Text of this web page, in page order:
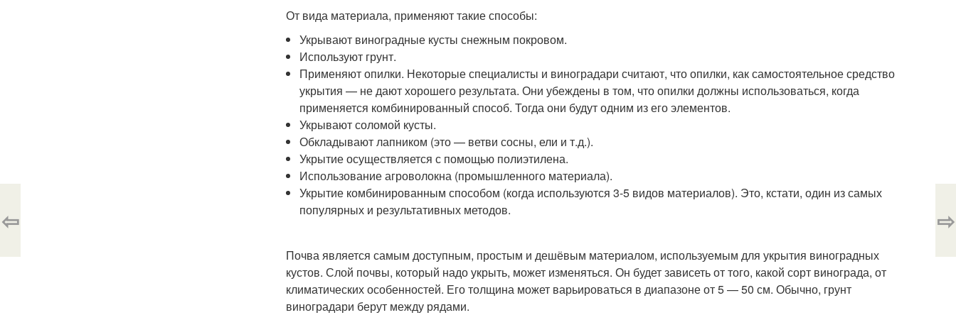
От вида материала, применяют такие способы:
Укрывают виноградные кусты снежным покровом.
Используют грунт.
Применяют опилки. Некоторые специалисты и виноградари считают, что опилки, как самостоятельное средство
укрытия — не дают хорошего результата. Они убеждены в том, что опилки должны использоваться, когда
применяется комбинированный способ. Тогда они будут одним из его элементов.
Укрывают соломой кусты.
Обкладывают лапником (это — ветви сосны, ели и т.д.).
Укрытие осуществляется с помощью полиэтилена.
Использование агроволокна (промышленного материала).
Укрытие комбинированным способом (когда используются 3-5 видов материалов). Это, кстати, один из самых
популярных и результативных методов.
Почва является самым доступным, простым и дешёвым материалом, используемым для укрытия виноградных
кустов. Слой почвы, который надо укрыть, может изменяться. Он будет зависеть от того, какой сорт винограда, от
климатических особенностей. Его толщина может варьироваться в диапазоне от 5 — 50 см. Обычно, грунт
виноградари берут между рядами.
⇦ ⇨